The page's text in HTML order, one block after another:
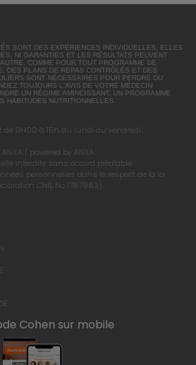
SONT DES EXPÉRIENCES INDIVIDUELLES. ELLES
NI GARANTIES ET LES RÉSULTATS PEUVENT
COMME POUR TOUT PROGRAMME DE
DES PLANS DE REPAS CONTRÔLÉS ET DES
SONT NÉCESSAIRES POUR PERDRE DU
TOUJOURS L'AVIS DE VOTRE MÉDECIN
UN RÉGIME AMINCISSANT, UN PROGRAMME
HABITUDES NUTRITIONNELLES.
de 9H00 à 15h du lundi au vendredi.
/ powered by ANXA
interdite sans accord préalable.
personnelles dans le respect de la loi
CNIL No 1787863).
Cohen sur mobile